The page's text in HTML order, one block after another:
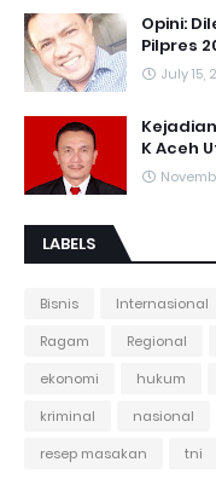
Opini:
Pilpres
July 15,
K Aceh
LABELS
Bisnis Internasional
Ragam
Regional
ekonomi
hukum
kriminal
nasional
resep masakan
tni